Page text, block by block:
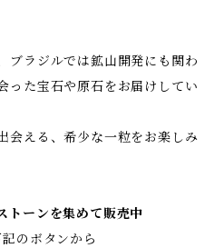
ブラジルでは鉱山開発にも関わ
った宝石や原石をお届けしてい
会える、希少な一粒をお楽しみ
トーンを集めて販売中
記のボタンから